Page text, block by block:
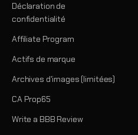
Déclaration de
confidentialité
Affiliate Program
Actifs de marque
Archives d'images (limitées)
CA Prop65
Write a BBB Review